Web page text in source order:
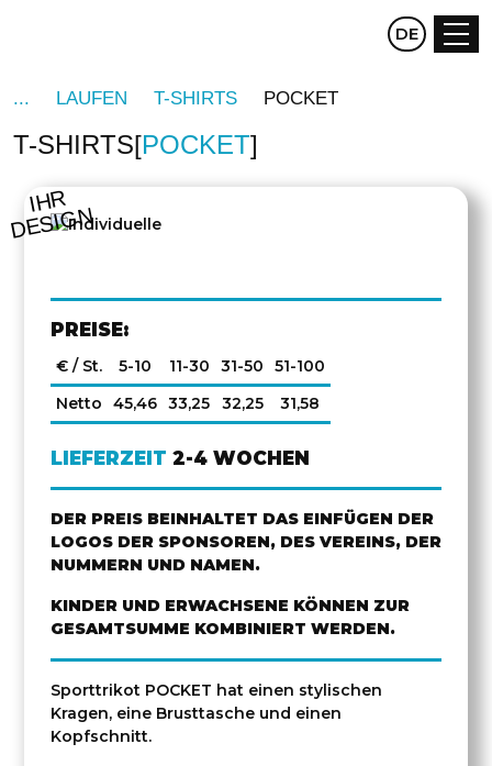
CZ EN
DE
LAUFEN T-SHIRTS POCKET
T-SHIRTS POCKET
IHR
DESIGN
PREISE:
€ / St. 5-10 11-30 31-50
51-100
Netto
45,46 33,25 32,25 31,58
LIEFERZEIT 2-4 WOCHEN
DER PREIS BEINHALTET DAS EINFÜGEN DER
LOGOS DER SPONSOREN, DES VEREINS, DER
NUMMERN UND NAMEN.
KINDER UND ERWACHSENE KÖNNEN ZUR
GESAMTSUMME KOMBINIERT WERDEN.
Sporttrikot POCKET hat einen stylischen
Kragen, eine Brusttasche und einen
Kopfschnitt.